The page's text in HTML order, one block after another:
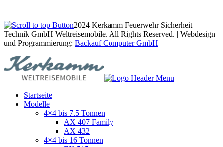
2024 Kerkamm Feuerwehr Sicherheit
Technik GmbH Weltreisemobile. All Rights Reserved. | Webdesign
und Programmierung: Backauf Computer GmbH
Startseite
Modelle
4×4 bis 7.5 Tonnen
AX 407 Family
AX 432
4×4 bis 16 Tonnen